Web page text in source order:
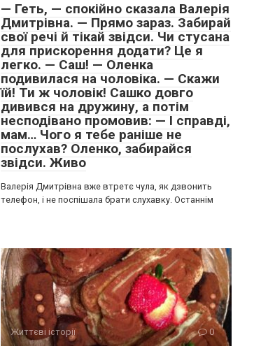
— Геть, — спокійно сказала Валерія
Дмитрівна. — Прямо зараз. Забирай
свої речі й тікай звідси. Чи стусана
для прискорення додати? Це я
легко. — Саш! — Оленка
подивилася на чоловіка. — Скажи
їй! Ти ж чоловік! Сашко довго
дивився на дружину, а потім
несподівано промовив: — І справді,
мам… Чого я тебе раніше не
послухав? Оленко, забирайся
звідси. Живо
Валерія Дмитрівна вже втретє чула, як дзвонить
телефон, і не поспішала брати слухавку. Останнім
Життєві історії 0